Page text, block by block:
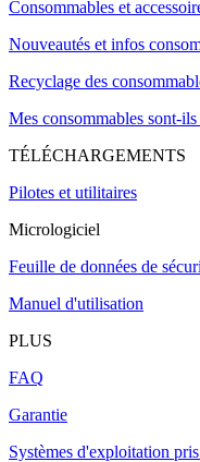
Consommables et
Nouveautés et infos
Recyclage des
Mes consommables sont-
TÉLÉCHARGEMENTS
Pilotes et utilitaires
Micrologiciel
Feuille de données de
Manuel d'utilisation
PLUS
FAQ
Garantie
Systèmes d'exploitation